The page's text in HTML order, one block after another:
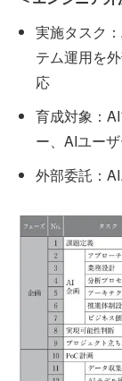
実施タスク
テム運用を
応
育成対象：
ー、AIユー
外部委託：